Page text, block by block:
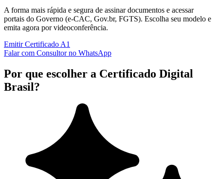
A forma mais rápida e segura de assinar documentos e acessar
portais do Governo (e-CAC, Gov.br, FGTS). Escolha seu modelo e
emita agora por videoconferência.
Emitir Certificado A1
Falar com Consultor no WhatsApp
Por que escolher a Certificado Digital
Brasil?